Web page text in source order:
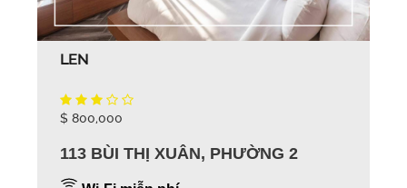
LEN
$ 800,000
113 BÙI THỊ XUÂN, PHƯỜNG 2